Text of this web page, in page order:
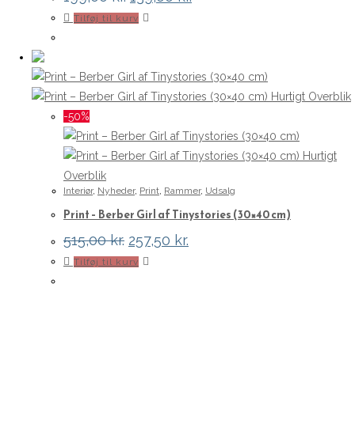
oprindelige
pris
aktuelle
Tilføj til kurv
Hurtigt Overblik
-50%
Hurtigt
Overblik
Interiør, Nyheder, Print, Rammer, Udsalg
Print – Berber Girl af Tinystories (30×40 cm)
515,00kr. Den
oprindelige
pris
257,50 kr.
aktuelle
Tilføj til kurv